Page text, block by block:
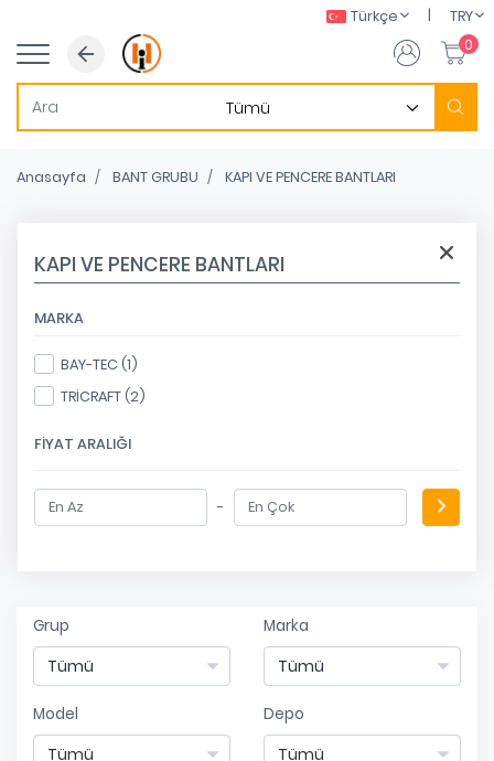
Türkçe |
TRY
0
Anasayfa BANT GRUBU KAPI VE PENCERE BANTLARI
KAPI VE PENCERE BANTLARI
MARKA
BAY-TEC (1)
TRİCRAFT (2)
FIYAT ARALIĞI
-
Grup Marka
Model Depo